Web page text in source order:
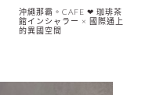
沖繩那霸。CAFE ❤︎ 珈琲茶
館インシャラー × 國際通上
的異國空間